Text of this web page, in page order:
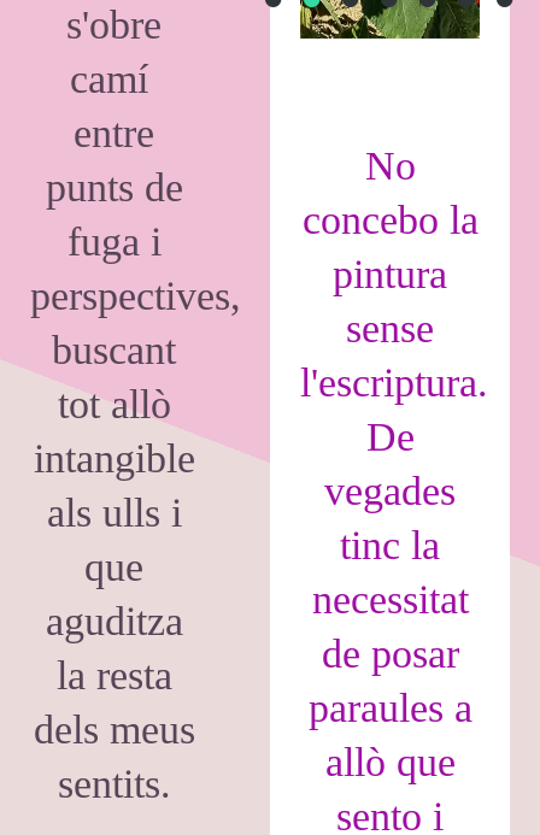
s'obre
camí
entre
punts de
fuga i
perspectives,
buscant
tot allò
intangible
als ulls i
que
aguditza
la resta
dels meus
sentits.
No
concebo la
pintura
sense
l'escriptura.
De
vegades
tinc la
necessitat
de posar
paraules a
allò que
sento i